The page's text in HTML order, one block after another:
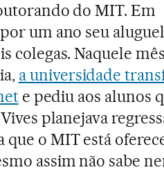
do MIT. Em
um ano seu
colegas. Naquele
a universidade
e pediu aos alunos
planejava
que o MIT está
assim não sabe